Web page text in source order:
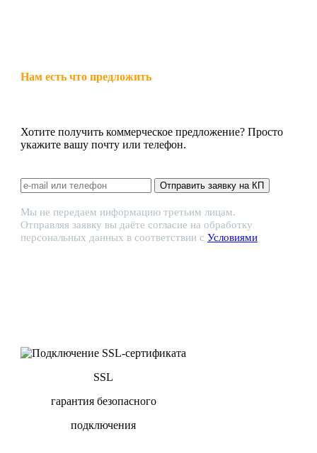
Нам есть что предложить
Хотите получить коммерческое предложение? Просто
укажите вашу почту или телефон.
Отправить заявку на КП
Мы не передаем информацию третьим лицам.
Отправляя заявку вы даёте согласие на обработку
персональных данных в соответствии с Условиями
SSL
гарантия безопасного
подключения